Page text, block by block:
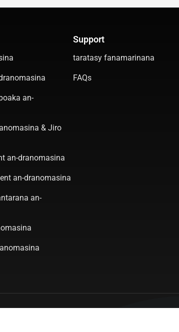
an-
& Jiro
an-dranomasina
an-dranomasina
an-
Support
taratasy fanamarinana
FAQs
Marine Electric Technology Co., Ltd Zo rehetra voatokana.